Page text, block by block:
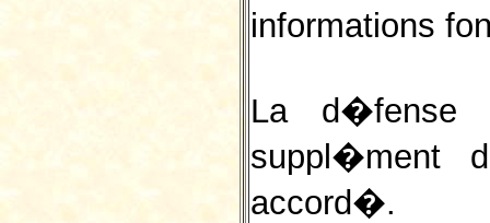
informations
La
accord�.